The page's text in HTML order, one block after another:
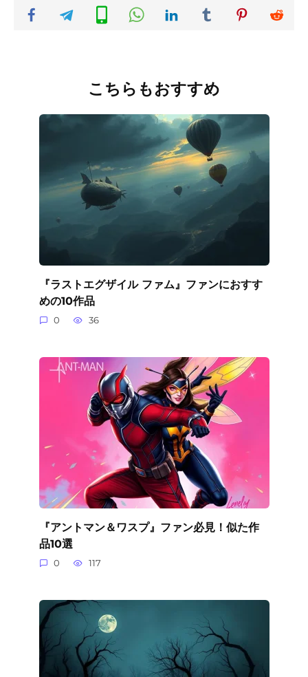
こちらもおすすめ
『ラストエグザイル ファム』ファンにおすす
めの10作品
0 36
『アントマン＆ワスプ』ファン必見！似た作
品10選
0 117